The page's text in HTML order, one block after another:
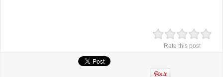
Rate this post